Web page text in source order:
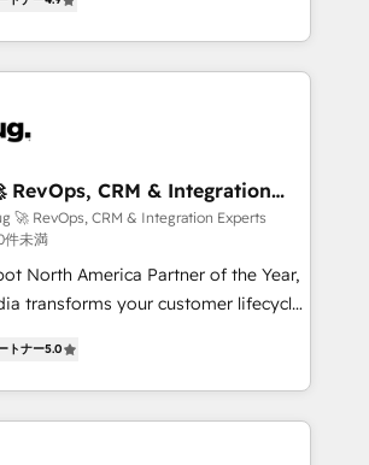
リーダー ✓ ISO27001:2022 /
取得 ✓ 400社以上の導入実績 ✓
ど、構想段階からお気軽にお問い合わ
at scale. From predictive
AI, we turn data into
into competitive advantage.
(GTM OS) to align your leadership
portal that drives predictable
Fix your ICP, Math, and Story to stop
Zero-technical-debt setup
validated by our 7 HubSpot
AI,
and high-integrity migrations for
SOC 2
| 1,000+ Five-Star Reviews
RevOps, CRM & Integration
🚀 RevOps, CRM & Integration Experts
件未満
North America Partner of the Year,
transforms your customer lifecycle
divisions Globalia (AI &
Success Media (Paid Media),
official home for all three brands. 🔄
トナー5.0